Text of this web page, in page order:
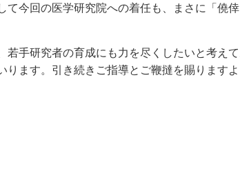
て今回の医学研究院への着任も、まさに「僥
若手研究者の育成にも力を尽くしたいと考え
ります。引き続きご指導とご鞭撻を賜ります